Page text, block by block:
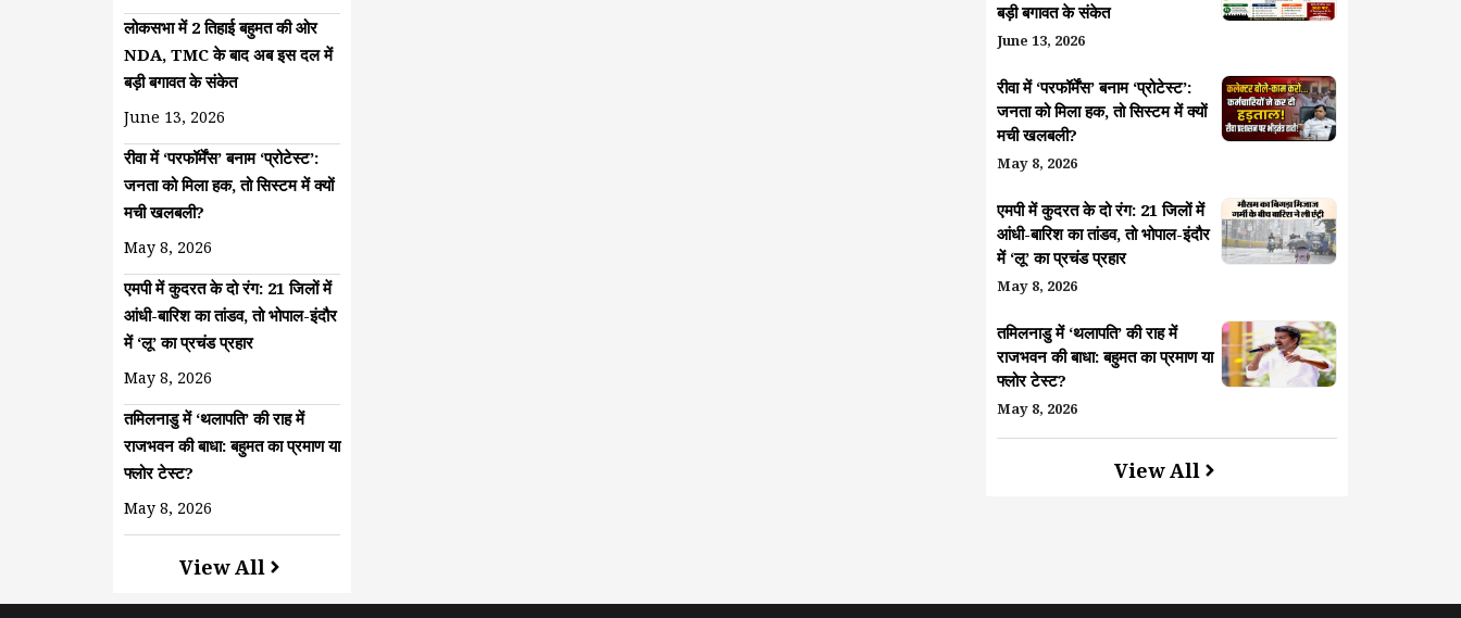
लोकसभा में 2 तिहाई बहुमत की ओर
NDA, TMC के बाद अब इस दल में
बड़ी बगावत के संकेत
June 13, 2026
रीवा में ‘परफॉर्मेंस’ बनाम ‘प्रोटेस्ट’:
जनता को मिला हक, तो सिस्टम में क्यों
मची खलबली?
May 8, 2026
एमपी में कुदरत के दो रंग: 21 जिलों में
आंधी-बारिश का तांडव, तो भोपाल-इंदौर
में ‘लू’ का प्रचंड प्रहार
May 8, 2026
तमिलनाडु में ‘थलापति’ की राह में
राजभवन की बाधा: बहुमत का प्रमाण या
फ्लोर टेस्ट?
May 8, 2026
View All
बड़ी बगावत के संकेत
June 13, 2026
रीवा में ‘परफॉर्मेंस’ बनाम ‘प्रोटेस्ट’:
जनता को मिला हक, तो सिस्टम में क्यों
मची खलबली?
May 8, 2026
एमपी में कुदरत के दो रंग: 21 जिलों में
आंधी-बारिश का तांडव, तो भोपाल-इंदौर
में ‘लू’ का प्रचंड प्रहार
May 8, 2026
तमिलनाडु में ‘थलापति’ की राह में
राजभवन की बाधा: बहुमत का प्रमाण या
फ्लोर टेस्ट?
May 8, 2026
View All